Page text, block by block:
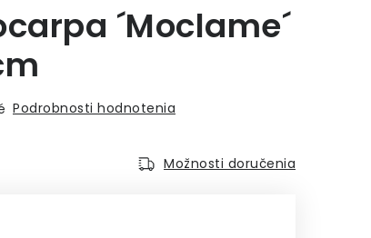
´Moclame´
Podrobnosti hodnotenia
Možnosti doručenia